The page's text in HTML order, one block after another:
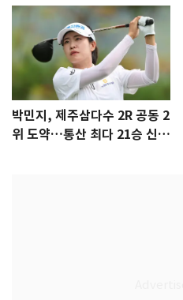
박민지, 제주삼다수 2R 공동 2
위 도약…통산 최다 21승 신기